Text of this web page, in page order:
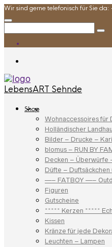
Wir sind gerne telefonisch für Sie da:
LebensART Sehnde
Shop
Wohnaccessoires für
Holländischer
Bilder – Drucke –
blomus – RUN BY
Decken – Überwürfe
Düfte –
—– FATBOY —–
Figuren
Gutscheine
***** Kerzen *****
Kissen
Kränze für jede
Leuchten – Lampen